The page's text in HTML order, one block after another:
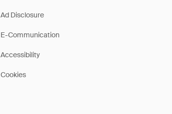
Ad Disclosure
E-Communication
Accessibility
Cookies